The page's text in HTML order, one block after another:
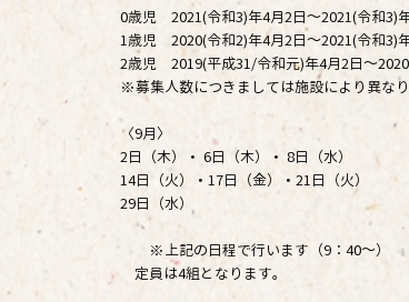
0歳児 2021(令和3)年4月2日～2021(令和3)
1歳児 2020(令和2)年4月2日～2021(令和3)
2歳児 2019(平成31/令和元)年4月2日～
※募集人数につきましては施設により異な
〈9月〉
2日（木）・ 6日（木）・ 8日（水）
14日（火）・17日（金）・21日（火）
29日（水）
※上記の日程で行います（9：40～）
定員は4組となります。